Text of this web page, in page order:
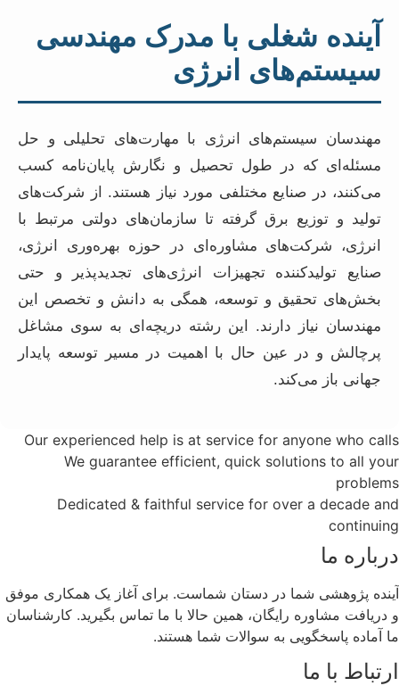
آینده شغلی با مدرک مهندسی
سیستم‌های انرژی
مهندسان سیستم‌های انرژی با مهارت‌های تحلیلی و حل
مسئله‌ای که در طول تحصیل و نگارش پایان‌نامه کسب
می‌کنند، در صنایع مختلفی مورد نیاز هستند. از شرکت‌های
تولید و توزیع برق گرفته تا سازمان‌های دولتی مرتبط با
انرژی، شرکت‌های مشاوره‌ای در حوزه بهره‌وری انرژی،
صنایع تولیدکننده تجهیزات انرژی‌های تجدیدپذیر و حتی
بخش‌های تحقیق و توسعه، همگی به دانش و تخصص این
مهندسان نیاز دارند. این رشته دریچه‌ای به سوی مشاغل
پرچالش و در عین حال با اهمیت در مسیر توسعه پایدار
جهانی باز می‌کند.
Our experienced help is at service for anyone who calls
We guarantee efficient, quick solutions to all your
problems
Dedicated & faithful service for over a decade and
continuing
درباره ما
آینده پژوهشی شما در دستان شماست. برای آغاز یک همکاری موفق
و دریافت مشاوره رایگان، همین حالا با ما تماس بگیرید. کارشناسان
ما آماده پاسخگویی به سوالات شما هستند.
ارتباط با ما